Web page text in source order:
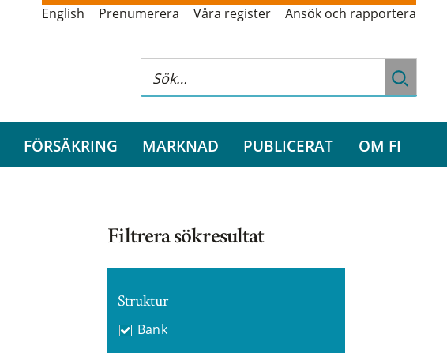
English Prenumerera Våra register Ansök och rapportera
FÖRSÄKRING MARKNAD PUBLICERAT OM FI
Filtrera sökresultat
Struktur
Bank